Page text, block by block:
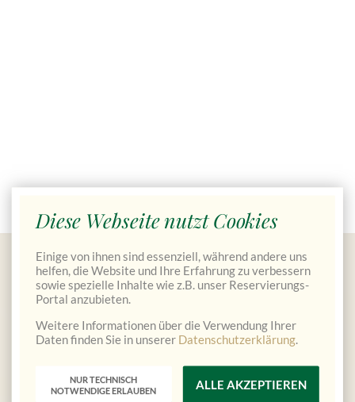
Gutscheine bestellen
Diese Webseite nutzt Cookies
Einige von ihnen sind essenziell, während andere uns
helfen, die Website und Ihre Erfahrung zu verbessern
sowie spezielle Inhalte wie z.B. unser Reservierungs-
Portal anzubieten.
Weitere Informationen über die Verwendung Ihrer
Daten finden Sie in unserer Datenschutzerklärung.
NUR TECHNISCH
NOTWENDIGE ERLAUBEN
ALLE AKZEPTIEREN